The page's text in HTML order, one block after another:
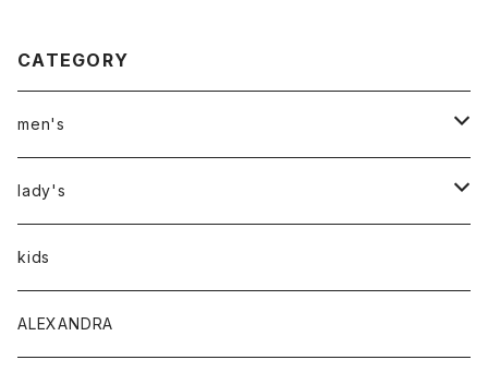
CATEGORY
men's
アウター
トップス
Tシャツ
ボトムス
lady's
アウター
トップス
kids
ALEXANDRA